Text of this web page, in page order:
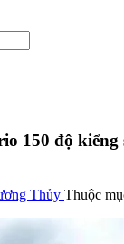
150 độ kiểng
Thủy Thuộc